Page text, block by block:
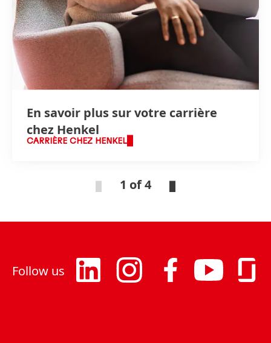
En savoir plus sur votre carrière
chez Henkel
CARRIÈRE CHEZ HENKEL
1 of 4
Follow us